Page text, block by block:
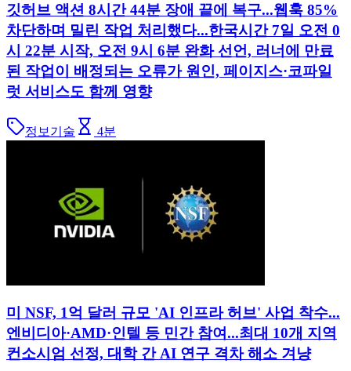
깃허브 액션 8시간 44분 장애 끝에 복구...웹훅 85%
차단하며 밀린 작업 처리했다...한국시간 7일 오전 0
시 22분 시작, 오전 9시 6분 완화 선언, 러너에 만료
된 작업이 배정되는 오류가 원인, 페이지스·코파일
럿 서비스도 함께 영향
정보기술 4분
미 NSF, 1억 달러 규모 'AI 인프라 허브' 사업 착수...
엔비디아·AMD·인텔 등 민간 참여...최대 10개 지역
컨소시엄 선정, 대학 간 AI 연구 격차 해소 겨냥